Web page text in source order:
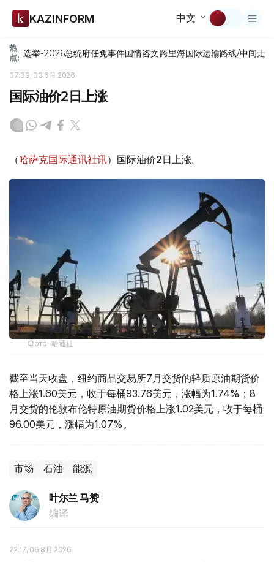
KAZINFORM 中文
热
点: 选举-2026总统府任免事件国情咨文跨里海国际运输路线/中间走廊
07:39, 03 6月 2026
国际油价2日上涨
（哈萨克国际通讯社讯）国际油价2日上涨。
Фото: 哈通社
截至当天收盘，纽约商品交易所7月交货的轻质原油期货价
格上涨1.60美元，收于每桶93.76美元，涨幅为1.74%；8
月交货的伦敦布伦特原油期货价格上涨1.02美元，收于每桶
96.00美元，涨幅为1.07%。
市场 石油 能源
叶尔兰 马赞
编译
22:17, 06 8月 2026